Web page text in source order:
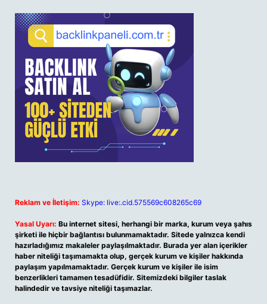
Reklam ve İletişim: Skype: live:.cid.575569c608265c69
Yasal Uyarı: Bu internet sitesi, herhangi bir marka, kurum veya şahıs
şirketi ile hiçbir bağlantısı bulunmamaktadır. Sitede yalnızca kendi
hazırladığımız makaleler paylaşılmaktadır. Burada yer alan içerikler
haber niteliği taşımamakta olup, gerçek kurum ve kişiler hakkında
paylaşım yapılmamaktadır. Gerçek kurum ve kişiler ile isim
benzerlikleri tamamen tesadüfidir. Sitemizdeki bilgiler taslak
halindedir ve tavsiye niteliği taşımazlar.